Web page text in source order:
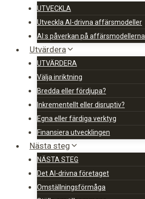
UTVECKLA
Utveckla AI-drivna affärsmodeller
AI:s påverkan på affärsmodellerna
Utvärdera
UTVÄRDERA
Välja inriktning
Bredda eller fördjupa?
Inkrementellt eller disruptiv?
Egna eller färdiga verktyg
Finansiera utvecklingen
Nästa steg
NÄSTA STEG
Det AI-drivna företaget
Omställningsförmåga